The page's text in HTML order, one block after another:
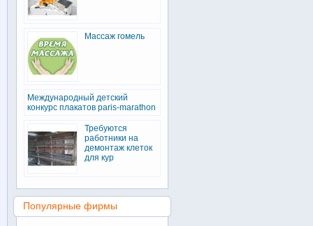
Массаж гомель
Международный детский
конкурс плакатов paris-marathon
Требуются
работники на
демонтаж клеток
для кур
Популярные фирмы